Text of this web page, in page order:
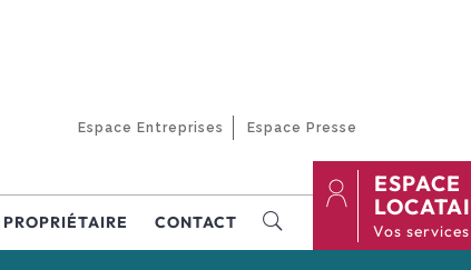
CONTACT
ESPACE
Espace Entreprises Espace Presse